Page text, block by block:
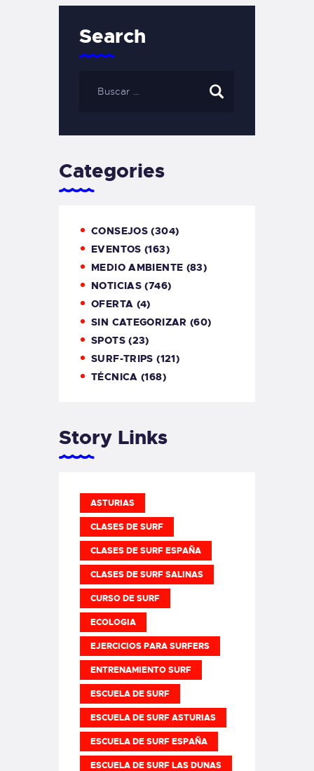
Search
Categories
CONSEJOS (304)
EVENTOS (163)
MEDIO AMBIENTE (83)
NOTICIAS (746)
OFERTA (4)
SIN CATEGORIZAR (60)
SPOTS(23)
SURF-TRIPS (121)
TÉCNICA (168)
Story Links
ASTURIAS
CLASES DE SURF
CLASES DE SURF ESPAÑA
CLASES DE SURF SALINAS
CURSO DE SURF
ECOLOGIA
EJERCICIOS PARA SURFERS
ENTRENAMIENTO SURF
ESCUELA DE SURF
ESCUELA DE SURF ASTURIAS
ESCUELA DE SURF ESPAÑA
ESCUELA DE SURF LAS DUNAS